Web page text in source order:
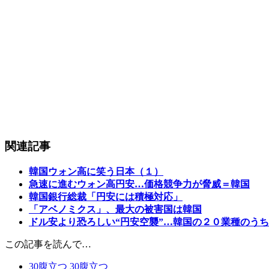
関連記事
韓国ウォン高に笑う日本（１）
急速に進むウォン高円安…価格競争力が脅威＝韓国
韓国銀行総裁「円安には積極対応」
「アベノミクス」、最大の被害国は韓国
ドル安より恐ろしい“円安空襲”…韓国の２０業種のう
この記事を読んで…
30腹立つ 30腹立つ